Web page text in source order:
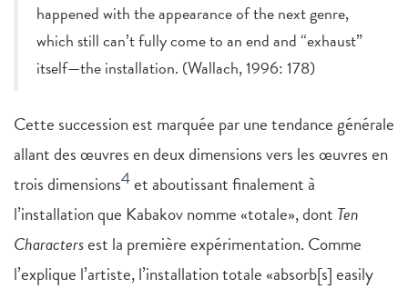
happened with the appearance of the next genre,
which still can’t fully come to an end and “exhaust”
itself—the installation. (Wallach, 1996: 178)
Cette succession est marquée par une tendance générale
allant des œuvres en deux dimensions vers les œuvres en
trois dimensions4et aboutissant finalement à
l’installation que Kabakov nomme «totale», dont Ten
Charactersest la première expérimentation. Comme
l’explique l’artiste, l’installation totale «absorb[s] easily